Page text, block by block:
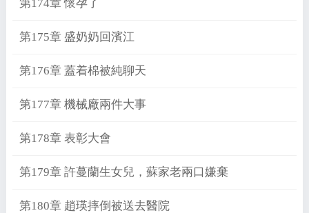
第174章 懷孕了
第175章 盛奶奶回濱江
第176章 蓋着棉被純聊天
第177章 機械廠兩件大事
第178章 表彰大會
第179章 許蔓蘭生女兒，蘇家老兩口嫌棄
第180章 趙瑛摔倒被送去醫院